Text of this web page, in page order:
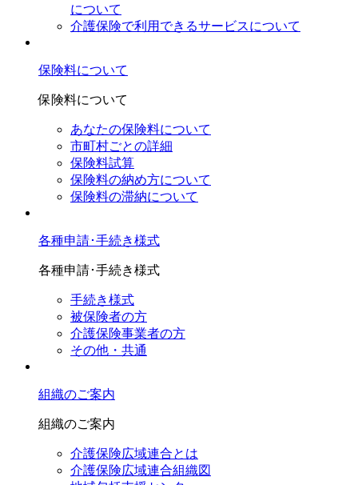
について
介護保険で利⽤できるサービスについて
保険料について
保険料について
あなたの保険料について
市町村ごとの詳細
保険料試算
保険料の納め方について
保険料の滞納について
各種申請･手続き様式
各種申請･手続き様式
手続き様式
被保険者の方
介護保険事業者の方
その他・共通
組織のご案内
組織のご案内
介護保険広域連合とは
介護保険広域連合組織図